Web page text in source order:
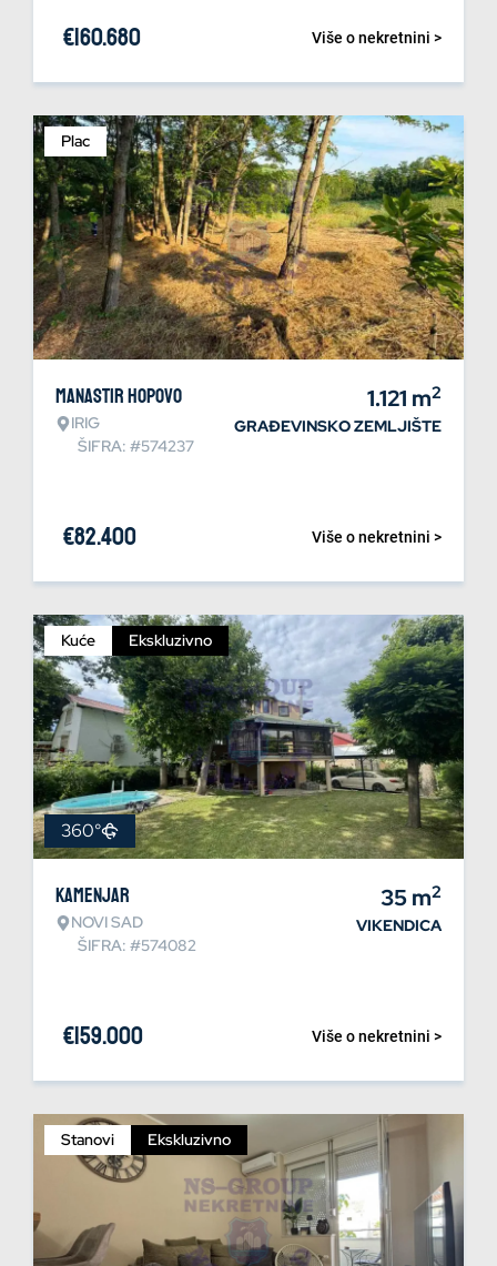
Više o nekretnini >
€160.680
Plac
Manastir Hopovo
IRIG
ŠIFRA: #574237
1.121 m2
GRAĐEVINSKO ZEMLJIŠTE
Više o nekretnini >
€82.400
Kuće Ekskluzivno
360°
Kamenjar
NOVI SAD
ŠIFRA: #574082
35m2
VIKENDICA
Više o nekretnini >
€159.000
Stanovi Ekskluzivno